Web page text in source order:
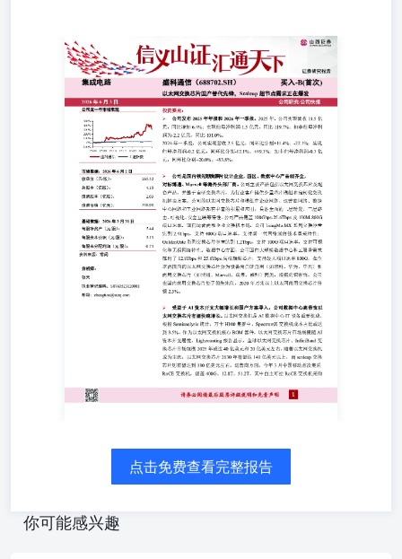
集成电路 盛科通信（688702.SH） 买入-B(首次) 以太网交
换芯片国产替代先锋，Scaleup超节点需求正在爆发 2026年6
月3日 公司研究/公司快报 投资要点： 公司发布2025年年
报和2026年一季报。2025年，公司实现营收11.5亿元，同比
增加6.4%；实现归母净利润-1.5亿元，同比-119.7%；扣非
归母净利润为-2.2亿元，同比-101.0%。 2026年一季度，公
司实现营收2.5亿元，同环比分别+11.4%、-22.1%；实现归
母净利润-0.2亿元，同环比分别-12.1%、+89.3%；扣非归母
净利润-0.3亿元，同环比分别+20.0%、+83.8%。 公司是国
内领先以太网交换芯片设计企业，园区、数据中心产品线齐
全， 对标博通、Marvell等海外头部厂商。公司主要产品包
括以太网交换芯片及配套产品，并基于自研交换芯片，为行
业客户提供少量芯片模组和定制化交换机解决方案。公司的
以太网交换芯片和模组在企业网络、运营商网络、数据中心
网络和工业网络都有丰富的积累和应用，具备全面的二层转
发、三层路由、可视化、安全互联等特性。公司产品覆盖
100Gbps-25.6Tbps及100M-800G端口速率，面向运营商和企
业交换机市场，公司TsingMa.MX系列交换容量达到
2.4Tbps，支持400G端口速率，支持新一代网络通信技术承
载特性；GoldenGate系列交换芯片容量达到1.2Tbps，支持
和25.6Tbps高端旗舰芯片，支持最大端口速率800G，在全球
范围内的以太网交换芯片分为设备商自研自用（如思科、华
科）两类，根据灼识咨询，公司在国内商用交换芯片处于领
先地位，2020年万兆以上以太网商用交换芯片份额2.3%。
点击免费查看完整报告
你可能感兴趣